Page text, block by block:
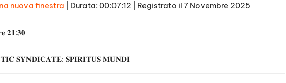
nuova finestra Durata: 00:07:12 Registrato il 7 Novembre 2025
𝟐𝟏:𝟑𝟎
𝐒𝐘𝐍𝐃𝐈𝐂𝐀𝐓𝐄: 𝐒𝐏𝐈𝐑𝐈𝐓𝐔𝐒 𝐌𝐔𝐍𝐃𝐈